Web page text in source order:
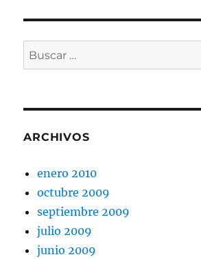
Buscar
por:
ARCHIVOS
enero 2010
octubre 2009
septiembre 2009
julio 2009
junio 2009